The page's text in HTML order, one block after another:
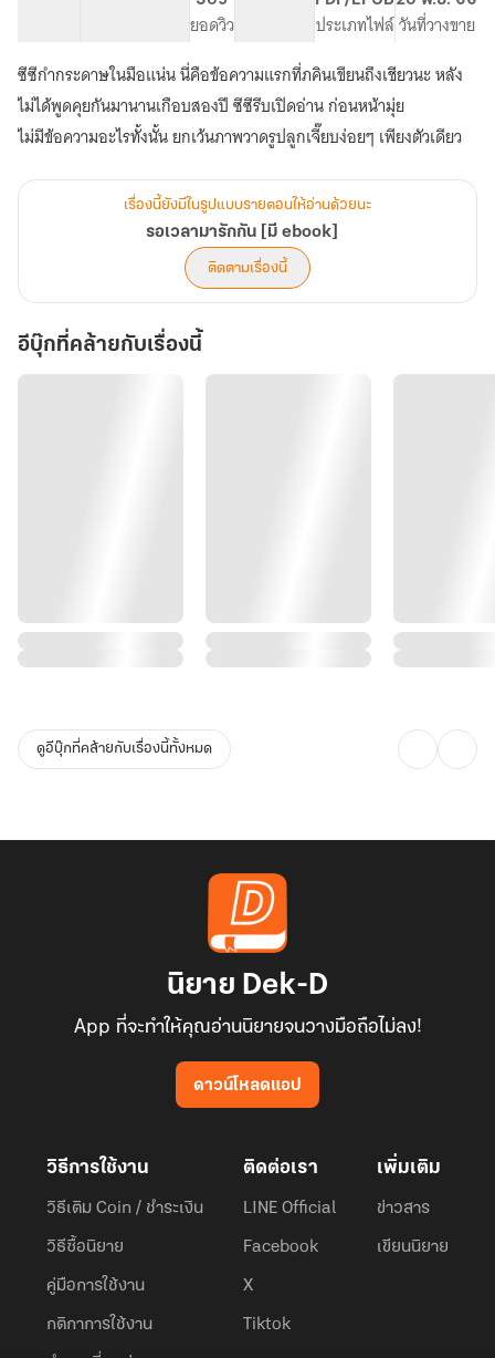
[มี
ebook]
ยอดวิว ประเภทไฟล์วันที่วางขาย
ซีซีกำกระดาษในมือแน่น นี่คือข้อความแรกที่ภคินเขียนถึงเชียวนะ หลัง
ไม่ได้พูดคุยกันมานานเกือบสองปี ซีซีรีบเปิดอ่าน ก่อนหน้ามุ่ย
ไม่มีข้อความอะไรทั้งนั้น ยกเว้นภาพวาดรูปลูกเจี๊ยบง่อยๆ เพียงตัวเดียว
เรื่องนี้ยังมีในรูปแบบรายตอนให้อ่านด้วยนะ
รอเวลามารักกัน [มี ebook]
ติดตามเรื่องนี้
อีบุ๊กที่คล้ายกับเรื่องนี้
ดูอีบุ๊กที่คล้ายกับเรื่องนี้ทั้งหมด
นิยาย Dek-D
App ที่จะทำให้คุณอ่านนิยายจนวางมือถือไม่ลง!
ดาวน์โหลดแอป
วิธีการใช้งาน
วิธีเติม Coin / ชำระเงิน
วิธีซื้อนิยาย
คู่มือการใช้งาน
กติกาการใช้งาน
ติดต่อเรา
LINE Official
Facebook
X
Tiktok
เพิ่มเติม
ข่าวสาร
เขียนนิยาย